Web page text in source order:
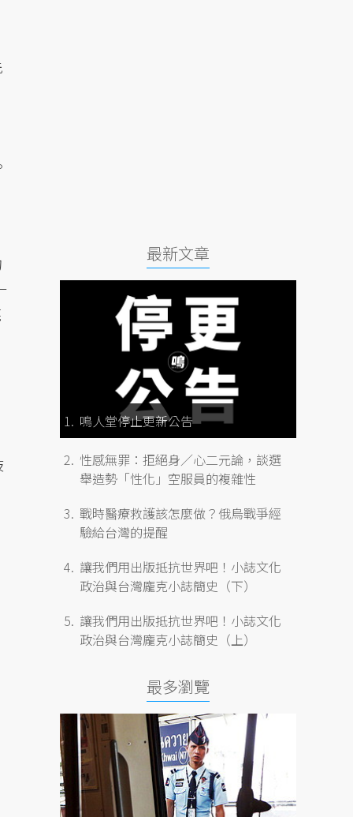
最新文章
鳴人堂停止更新公告
性感無罪：拒絕身／心二元論，談選
舉造勢「性化」空服員的複雜性
戰時醫療救護該怎麼做？俄烏戰爭經
驗給台灣的提醒
讓我們用出版抵抗世界吧！小誌文化
政治與台灣龐克小誌簡史（下）
讓我們用出版抵抗世界吧！小誌文化
政治與台灣龐克小誌簡史（上）
最多瀏覽